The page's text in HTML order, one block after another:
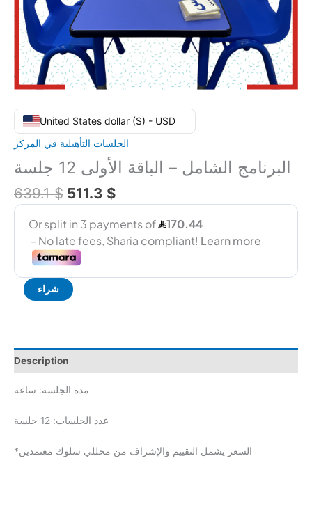
United States dollar ($) - USD
الجلسات التأهيلية في المركز
البرنامج الشامل – الباقة الأولى 12 جلسة
639.1$ 511.3 $
شراء
Description
مدة الجلسة: ساعة
عدد الجلسات: 12 جلسة
*السعر يشمل التقييم والإشراف من محللي سلوك معتمدين